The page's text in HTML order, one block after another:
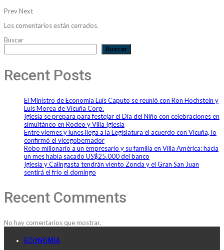
PrevNext
Los comentarios están cerrados.
Buscar
Buscar
Recent Posts
El Ministro de Economía Luis Caputo se reunió con Ron Hochstein y
Luis Morea de Vicuña Corp.
Iglesia se prepara para festejar el Día del Niño con celebraciones en
simultáneo en Rodeo y Villa Iglesia
Entre viernes y lunes llega a la Legislatura el acuerdo con Vicuña, lo
confirmó el vicegobernador
Robo millonario a un empresario y su familia en Villa América: hacía
un mes había sacado US$25.000 del banco
Iglesia y Calingasta tendrán viento Zonda y el Gran San Juan
sentirá el frío el domingo
Recent Comments
No hay comentarios que mostrar.
ECONOMÍA